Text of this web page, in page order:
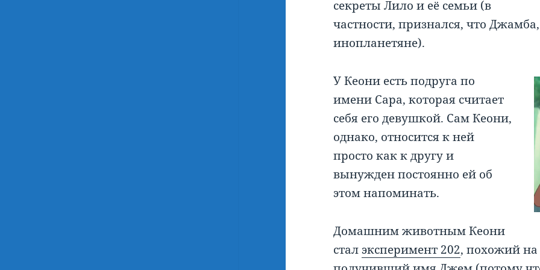
секреты Лило и её семьи (в
частности, признался, что
инопланетяне).
У Кеони есть подруга по
имени Сара, которая считает
себя его девушкой. Сам Кеони,
однако, относится к ней
просто как к другу и
вынужден постоянно ей об
этом напоминать.
Домашним животным Кеони
сталэксперимент 202, похожий